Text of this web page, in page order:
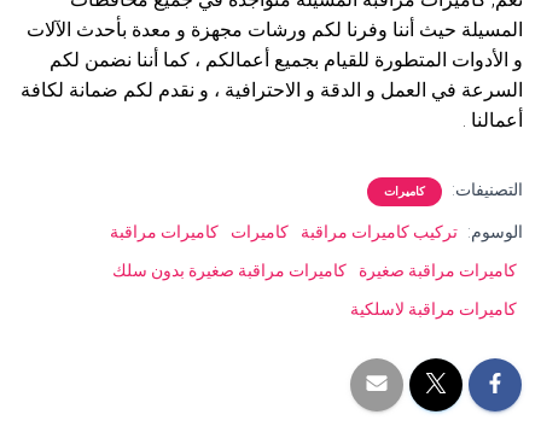
المسيلة حيث أننا وفرنا لكم ورشات مجهزة و معدة بأحدث الآلات
و الأدوات المتطورة للقيام بجميع أعمالكم ، كما أننا نضمن لكم
السرعة في العمل و الدقة و الاحترافية ، و نقدم لكم ضمانة لكافة
أعمالنا .
التصنيفات: كاميرات
الوسوم: تركيب كاميرات مراقبة كاميرات
كاميرات مراقبة
كاميرات مراقبة صغيرة
كاميرات مراقبة صغيرة بدون سلك
كاميرات مراقبة لاسلكية